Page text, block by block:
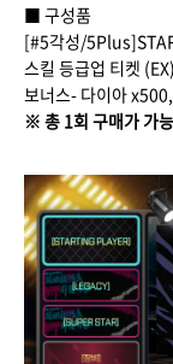
■ 구성품
[#5각성/
스킬 등급업 티켓
보너스- 다이아
※ 총 1회 구매가